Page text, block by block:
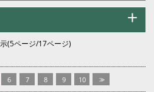
(5ページ/17ページ)
6 7 8 9 10 >>